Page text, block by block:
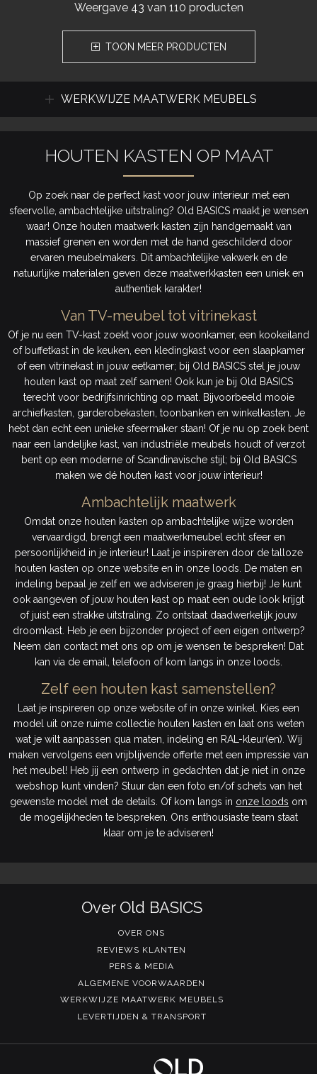
Weergave 43 van 110 producten
TOON MEER PRODUCTEN
WERKWIJZE MAATWERK MEUBELS
HOUTEN KASTEN OP MAAT
Op zoek naar de perfect kast voor jouw interieur met een
sfeervolle, ambachtelijke uitstraling? Old BASICS maakt je wensen
waar! Onze houten maatwerk kasten zijn handgemaakt van
massief grenen en worden met de hand geschilderd door
ervaren meubelmakers. Dit ambachtelijke vakwerk en de
natuurlijke materialen geven deze maatwerkkasten een uniek en
authentiek karakter!
Van TV-meubel tot vitrinekast
Of je nu een TV-kast zoekt voor jouw woonkamer, een kookeiland
of buffetkast in de keuken, een kledingkast voor een slaapkamer
of een vitrinekast in jouw eetkamer; bij Old BASICS stel je jouw
houten kast op maat zelf samen! Ook kun je bij Old BASICS
terecht voor bedrijfsinrichting op maat. Bijvoorbeeld mooie
archiefkasten, garderobekasten, toonbanken en winkelkasten. Je
hebt dan echt een unieke sfeermaker staan! Of je nu op zoek bent
naar een landelijke kast, van industriële meubels houdt of verzot
bent op een moderne of Scandinavische stijl; bij Old BASICS
maken we dé houten kast voor jouw interieur!
Ambachtelijk maatwerk
Omdat onze houten kasten op ambachtelijke wijze worden
vervaardigd, brengt een maatwerkmeubel echt sfeer en
persoonlijkheid in je interieur! Laat je inspireren door de talloze
houten kasten op onze website en in onze loods. De maten en
indeling bepaal je zelf en we adviseren je graag hierbij! Je kunt
ook aangeven of jouw houten kast op maat een oude look krijgt
of juist een strakke uitstraling. Zo ontstaat daadwerkelijk jouw
droomkast. Heb je een bijzonder project of een eigen ontwerp?
Neem dan contact met ons op om je wensen te bespreken! Dat
kan via de email, telefoon of kom langs in onze loods.
Zelf een houten kast samenstellen?
Laat je inspireren op onze website of in onze winkel. Kies een
model uit onze ruime collectie houten kasten en laat ons weten
wat je wilt aanpassen qua maten, indeling en RAL-kleur(en). Wij
maken vervolgens een vrijblijvende offerte met een impressie van
het meubel! Heb jij een ontwerp in gedachten dat je niet in onze
webshop kunt vinden? Stuur dan een foto en/of schets van het
gewenste model met de details. Of kom langs in onze loods om
de mogelijkheden te bespreken. Ons enthousiaste team staat
klaar om je te adviseren!
Over Old BASICS
OVER ONS
REVIEWS KLANTEN
PERS & MEDIA
ALGEMENE VOORWAARDEN
WERKWIJZE MAATWERK MEUBELS
LEVERTIJDEN & TRANSPORT